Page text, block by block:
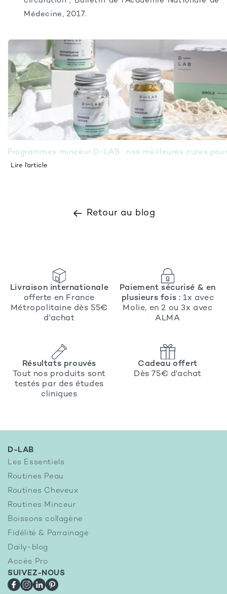
Médecine, 2017.
Programmes minceur D-LAB : nos meilleures cures
Lire l'article
Retour au blog
Livraison internationale
offerte en France
Métropolitaine dès 55€
d'achat
Paiement sécurisé & en
plusieurs fois : 1x avec
Molie, en 2 ou 3x avec
ALMA
Résultats prouvés
Tout nos produits sont
testés par des études
cliniques
Cadeau offert
Dès 75€ d'achat
D-LAB
Les Essentiels
Routines Peau
Routines Cheveux
Routines Minceur
Boissons collagène
Fidélité & Parrainage
Daily-blog
Accès Pro
SUIVEZ-NOUS
Facebook
Instagram
LinkedIn
Pinterest